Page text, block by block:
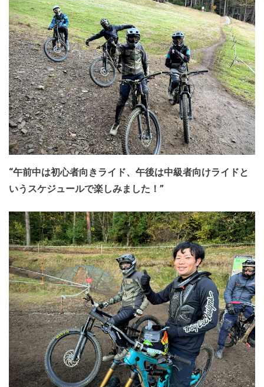
“午前中は初心者向きライド、午後は中級者向けライドと
いうスケジュールで楽しみました！”